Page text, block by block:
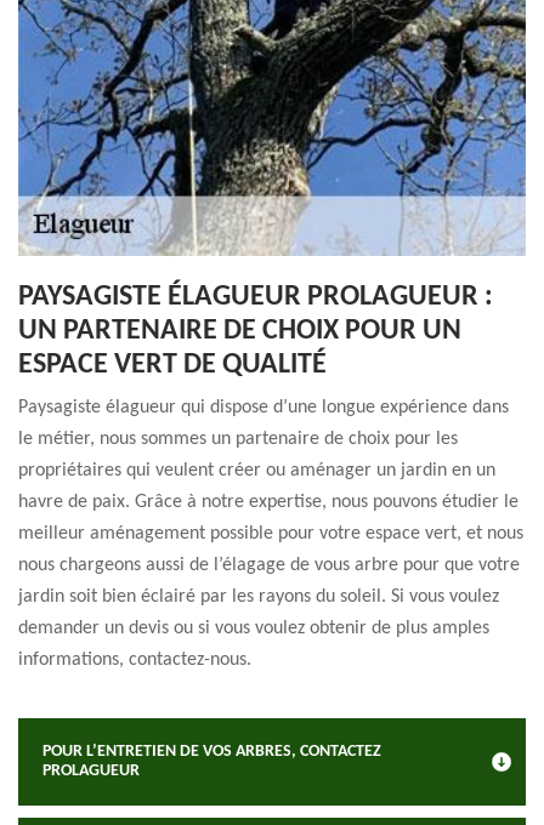
PAYSAGISTE ÉLAGUEUR PROLAGUEUR :
UN PARTENAIRE DE CHOIX POUR UN
ESPACE VERT DE QUALITÉ
Paysagiste élagueur qui dispose d’une longue expérience dans
le métier, nous sommes un partenaire de choix pour les
propriétaires qui veulent créer ou aménager un jardin en un
havre de paix. Grâce à notre expertise, nous pouvons étudier le
meilleur aménagement possible pour votre espace vert, et nous
nous chargeons aussi de l’élagage de vous arbre pour que votre
jardin soit bien éclairé par les rayons du soleil. Si vous voulez
demander un devis ou si vous voulez obtenir de plus amples
informations, contactez-nous.
POUR L’ENTRETIEN DE VOS ARBRES, CONTACTEZ
PROLAGUEUR